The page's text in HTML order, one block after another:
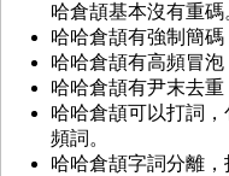
哈倉頡基本沒有重碼
哈哈倉頡有強制簡碼
哈哈倉頡有高頻冒泡
哈哈倉頡有尹末去重
哈哈倉頡可以打詞
頻詞。
哈哈倉頡字詞分離，